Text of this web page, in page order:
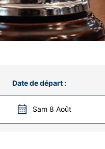
Date de départ :
Sam 8 Août